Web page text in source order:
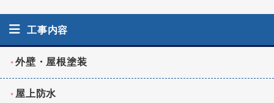
工事内容
外壁・屋根塗装
屋上防水